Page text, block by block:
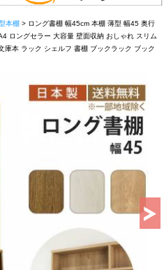
本棚 > ロング書棚 幅45cm 本棚 薄型 幅45 奥行
ロングセラー 大容量 壁面収納 おしゃれ スリム
本 ラック シェルフ 書棚 ブックラック ブック